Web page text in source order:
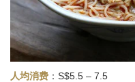
人均消费 ：S$5.5 – 7.5